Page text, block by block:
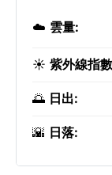
☁️ 雲量:
☀️ 紫外線指
🌅 日出:
🌇 日落: